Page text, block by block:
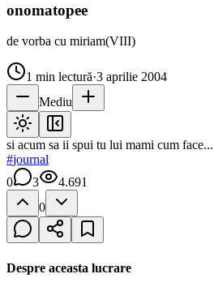
onomatopee
de vorba cu miriam(VIII)
1 min lectură·3 aprilie 2004
Mediu
si acum sa ii spui tu lui mami cum
#journal
0
3
4.691
0
Despre aceasta lucrare